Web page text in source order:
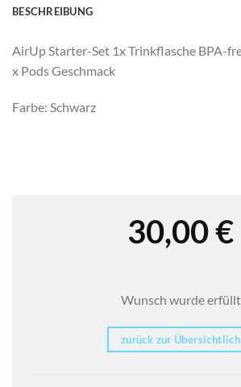
BESCHREIBUNG
AirUp Starter-Set 1x Trinkflasche BPA-
x Pods Geschmack
Farbe: Schwarz
30,00€
Wunsch wurde erfüllt
zurück zur Übersichtlich